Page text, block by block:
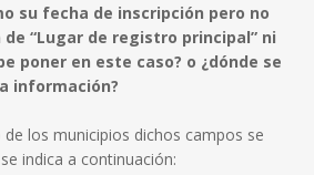
su fecha de inscripción pero no
“Lugar de registro principal” ni
poner en este caso? o ¿dónde se
información?
de los municipios dichos campos se
indica a continuación: